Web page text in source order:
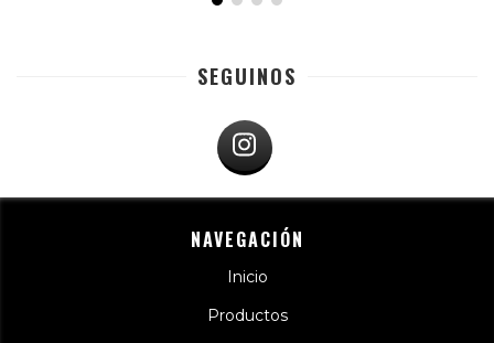
SEGUINOS
NAVEGACIÓN
Inicio
Productos